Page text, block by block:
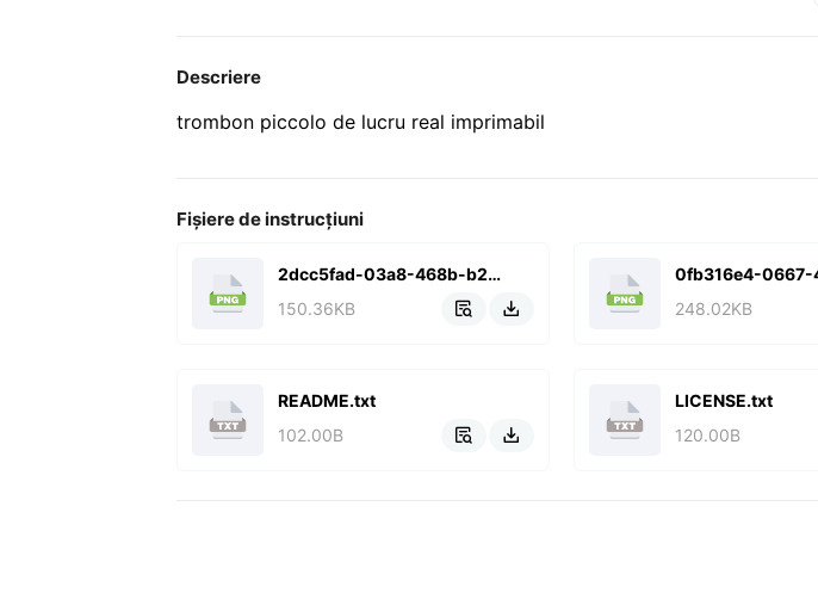
Descriere
trombon piccolo de lucru real imprimabil
Fișiere de instrucțiuni
2dcc5fad-03a8-468b-b262-f3d309f5a0a5.png
150.36KB
 
248.02KB
README.txt
102.00B
 
LICENSE.txt
120.00B